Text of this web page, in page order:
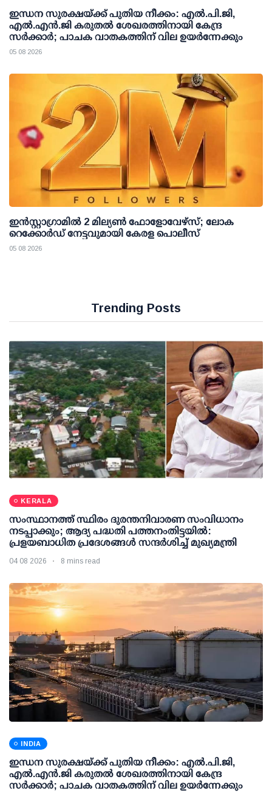
ഇന്ധന സുരക്ഷയ്ക്ക് പുതിയ നീക്കം: എല്‍.പി.ജി,
എല്‍.എന്‍.ജി കരുതല്‍ ശേഖരത്തിനായി കേന്ദ്ര
സര്‍ക്കാര്‍; പാചക വാതകത്തിന് വില ഉയര്‍ന്നേക്കും
05 08 2026
ഇന്‍സ്റ്റാഗ്രാമില്‍ 2 മില്യണ്‍ ഫോളോവേഴ്സ്; ലോക
റെക്കോര്‍ഡ് നേട്ടവുമായി കേരള പൊലീസ്
05 08 2026
Trending Posts
KERALA
സംസ്ഥാനത്ത് സ്ഥിരം ദുരന്തനിവാരണ സംവിധാനം
നടപ്പാക്കും; ആദ്യ പദ്ധതി പത്തനംതിട്ടയില്‍:
പ്രളയബാധിത പ്രദേശങ്ങള്‍ സന്ദര്‍ശിച്ച് മുഖ്യമന്ത്രി
04 08 2026 8 mins read
INDIA
ഇന്ധന സുരക്ഷയ്ക്ക് പുതിയ നീക്കം: എല്‍.പി.ജി,
എല്‍.എന്‍.ജി കരുതല്‍ ശേഖരത്തിനായി കേന്ദ്ര
സര്‍ക്കാര്‍; പാചക വാതകത്തിന് വില ഉയര്‍ന്നേക്കും